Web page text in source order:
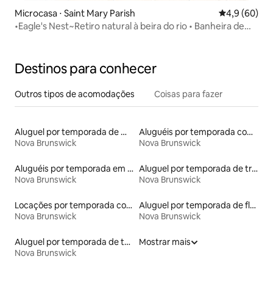
Microcasa ⋅ Saint Mary Parish 4,9 de uma
4,9 (60)
•Eagle's Nest~Retiro natural à beira do rio • Banheira de
Destinos para conhecer
Outros tipos de acomodações Coisas para fazer
Aluguel por temporada de microcasas
Nova Brunswick
Aluguéis por temporada com café da manhã
Nova Brunswick
Aluguéis por temporada em acampamentos
Nova Brunswick
Aluguel por temporada de trailers
Nova Brunswick
Locações por temporada com piscina
Nova Brunswick
Aluguel por temporada de flats
Nova Brunswick
Aluguel por temporada de tendas
Nova Brunswick
Mostrar mais